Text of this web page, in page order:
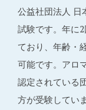
公益社団法人 日
試験です。年に
ており、年齢・
可能です。アロ
認定されている
方が受験していま